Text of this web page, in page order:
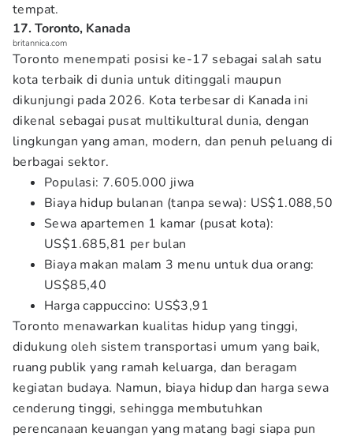
tempat.
17. Toronto, Kanada
britannica.com
Toronto menempati posisi ke-17 sebagai salah satu
kota terbaik di dunia untuk ditinggali maupun
dikunjungi pada 2026. Kota terbesar di Kanada ini
dikenal sebagai pusat multikultural dunia, dengan
lingkungan yang aman, modern, dan penuh peluang di
berbagai sektor.
Populasi: 7.605.000 jiwa
Biaya hidup bulanan (tanpa sewa): US$1.088,50
Sewa apartemen 1 kamar (pusat kota):
US$1.685,81 per bulan
Biaya makan malam 3 menu untuk dua orang:
US$85,40
Harga cappuccino: US$3,91
Toronto menawarkan kualitas hidup yang tinggi,
didukung oleh sistem transportasi umum yang baik,
ruang publik yang ramah keluarga, dan beragam
kegiatan budaya. Namun, biaya hidup dan harga sewa
cenderung tinggi, sehingga membutuhkan
perencanaan keuangan yang matang bagi siapa pun